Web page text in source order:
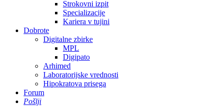
Strokovni izpit
Specializacije
Kariera v tujini
Dobrote
Digitalne zbirke
MPL
Digipato
Arhimed
Laboratorijske vrednosti
Hipokratova prisega
Forum
Pošlji